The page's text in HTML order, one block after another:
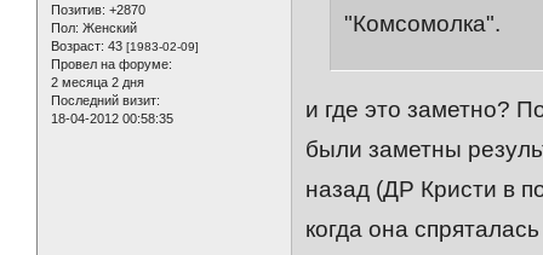
Позитив: +2870
Пол: Женский
Возраст: 43 [1983-02-09]
Провел на форуме:
2 месяца 2 дня
Последний визит:
18-04-2012 00:58:35
"Комсомолка".
и где это заметно?
были заметны
назад (ДР Кристи в
когда она